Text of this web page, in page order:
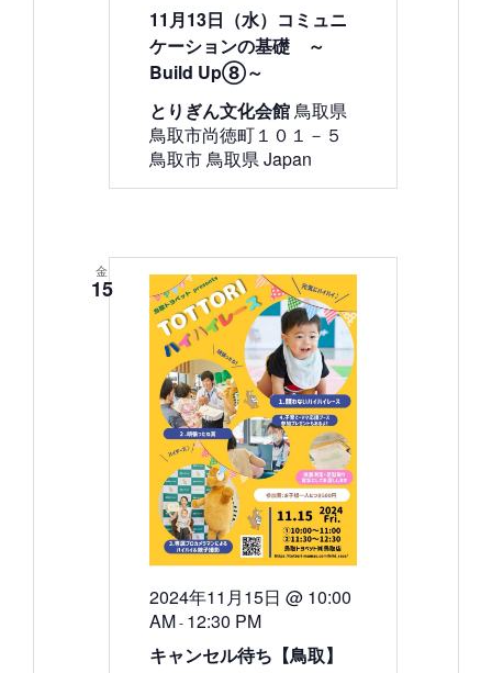
11月13日（水）コミュニ
ケーションの基礎 ～
Build Up⑧～
とりぎん文化会館鳥取県
鳥取市尚徳町１０１－５
鳥取市 鳥取県 Japan
金
15
キャンセル待ち【鳥取】
2024年11月15日 @ 10:00
AM - 12:30 PM